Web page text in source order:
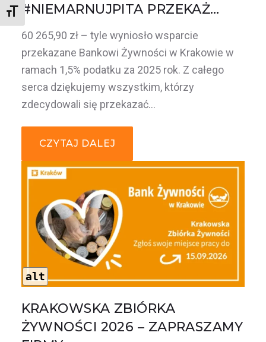
Rozmiar czcionki
#NIEMARNUJPITA PRZEKAŻ…
60 265,90 zł – tyle wyniosło wsparcie
przekazane Bankowi Żywności w Krakowie w
ramach 1,5% podatku za 2025 rok. Z całego
serca dziękujemy wszystkim, którzy
zdecydowali się przekazać…
CZYTAJ DALEJ
alt
KRAKOWSKA ZBIÓRKA
ŻYWNOŚCI 2026 – ZAPRASZAMY